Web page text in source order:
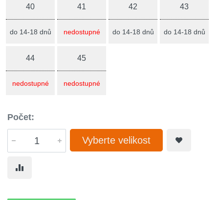
40
do 14-18 dnů
41
nedostupné
42
do 14-18 dnů
43
do 14-18 dnů
44
nedostupné
45
nedostupné
Počet:
Vyberte velikost